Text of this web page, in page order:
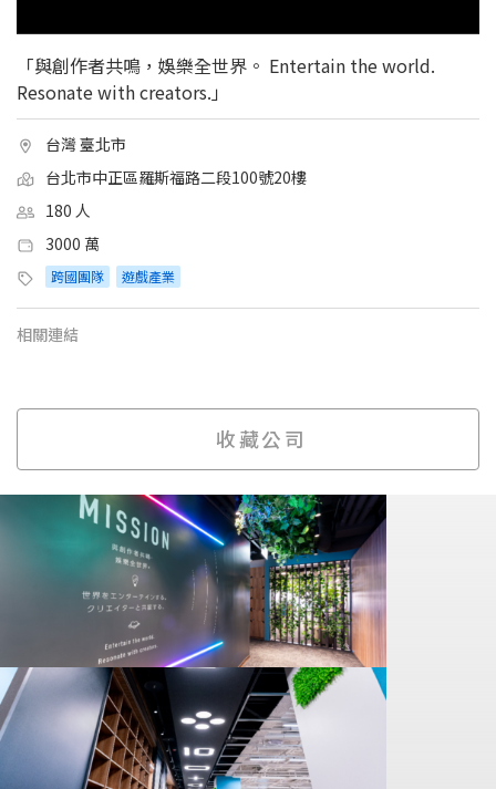
「與創作者共鳴，娛樂全世界。 Entertain the world.
Resonate with creators.」
台灣 臺北市
台北市中正區羅斯福路二段100號20樓
180 人
3000 萬
跨國團隊 遊戲產業
相關連結
收藏公司